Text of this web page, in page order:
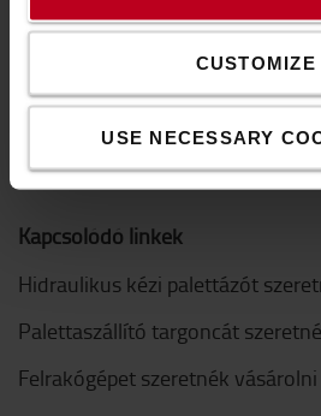
CUSTOMIZE
USE NECESSARY
Hasznos linkek
Hírek és események
Logiconomi
Kapcsolódó linkek
Hidraulikus kézi palettázót
Palettaszállító targoncát
Felrakógépet szeretnék vásárolni